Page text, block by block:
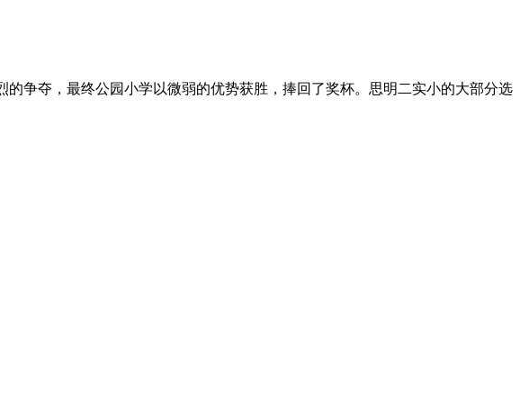
争夺，最终公园小学以微弱的优势获胜，捧回了奖杯。思明二实小的大部分选